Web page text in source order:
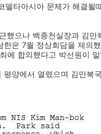
타아시아 문제가 해결될
했으나 백종천실장과 김만
은 7월 정상회담을 제의
에 합의했다고 박선원이
양에서 열렸으며 김만복